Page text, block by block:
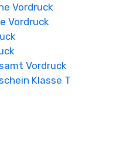
Vordruck
Vordruck
Vordruck
Klasse T